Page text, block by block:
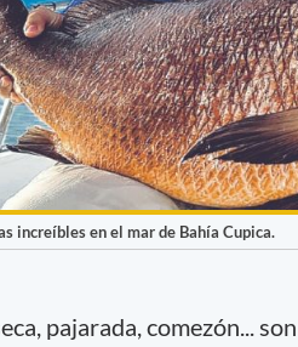
increíbles en el mar de Bahía Cupica.
pajarada, comezón...